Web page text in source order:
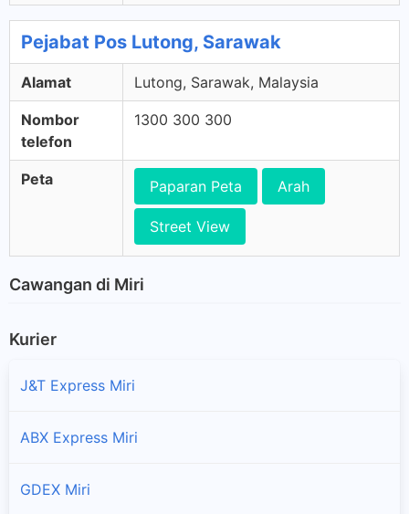
Pejabat Pos Lutong, Sarawak
Alamat Lutong, Sarawak, Malaysia
Nombor
telefon
1300 300 300
Peta Paparan Peta Arah
Street View
Cawangan di Miri
Kurier
J&T Express Miri
ABX Express Miri
GDEX Miri